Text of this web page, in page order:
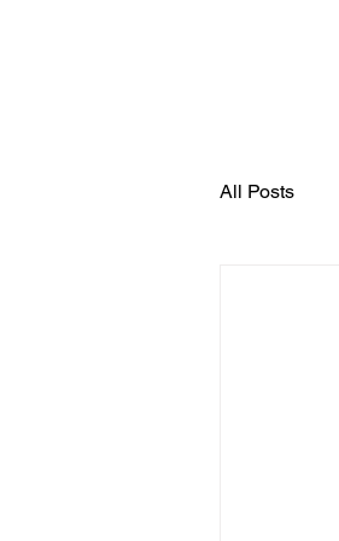
All Posts